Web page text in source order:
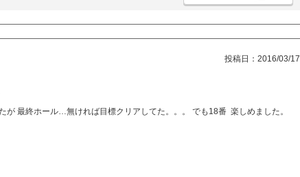
投稿日：2016/03/17
が 最終ホール…無ければ目標クリアしてた。。。 でも18番 楽しめました。